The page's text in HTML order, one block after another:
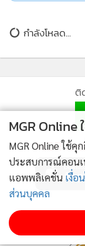
• SMEs
• Factcheck
• News1
• Gotomanager
กำลังโหลด...
ติ
MGR
MGR Online
MGR Online ใช้
ประสบการณ์คอน
แอพพลิเคชั่น เงื่อ
ส่วนบุคคล